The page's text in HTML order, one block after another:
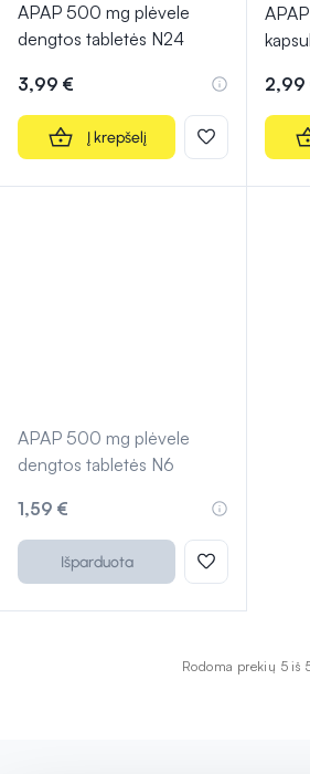
APAP 500 mg plėvele
dengtos tabletės N24
3,99 €
Į krepšelį
2,99
APAP 500 mg plėvele
dengtos tabletės N6
1,59 €
Išparduota
Rodoma prekių 5 iš